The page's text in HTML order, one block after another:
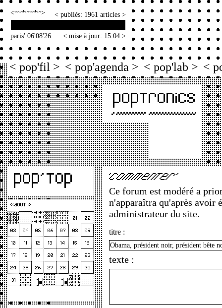
< > < publiés: 1961 articles >
paris' 06'08'26 < mise à jour: 15:04 >
< pop'fil > < pop'agenda > < pop'lab > <
Ce forum est modéré a
n'apparaîtra qu'après avoir
administrateur du site.
titre :
texte :